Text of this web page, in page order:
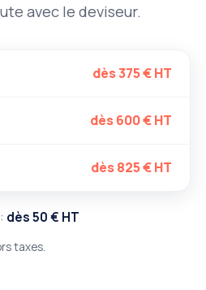
avec le deviseur.
dès 375 € HT
dès 600 € HT
dès 825 € HT
dès 50 € HT
taxes.